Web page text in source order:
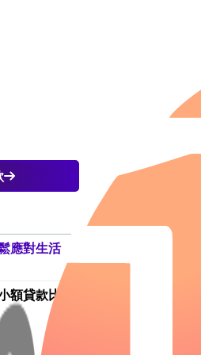
應對生活
額貸款比
點：